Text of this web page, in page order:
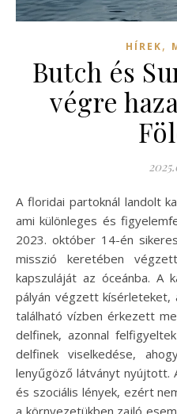
HÍREK,
Butch és
végre
A floridai partoknál landolt kapszulát delfinek vették körül,
ami különleges és
2023. október 14-én
misszió keretében
kapszuláját az óceánba. A
pályán végzett kísérleteket,
található vízben érkezett
delfinek, azonnal
delfinek viselkedése,
lenyűgöző látványt nyújtott.
és szociális lények, ezért